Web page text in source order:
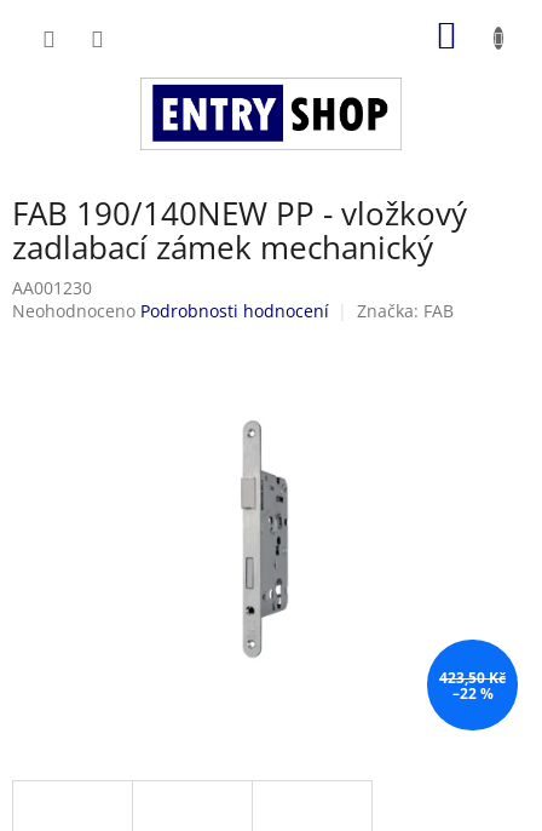
FAB 190/140NEW PP - vložkový
zadlabací zámek mechanický
AA001230
Průměrné
Neohodnoceno Podrobnosti hodnocení Značka: FAB
423,50 Kč
–22 %